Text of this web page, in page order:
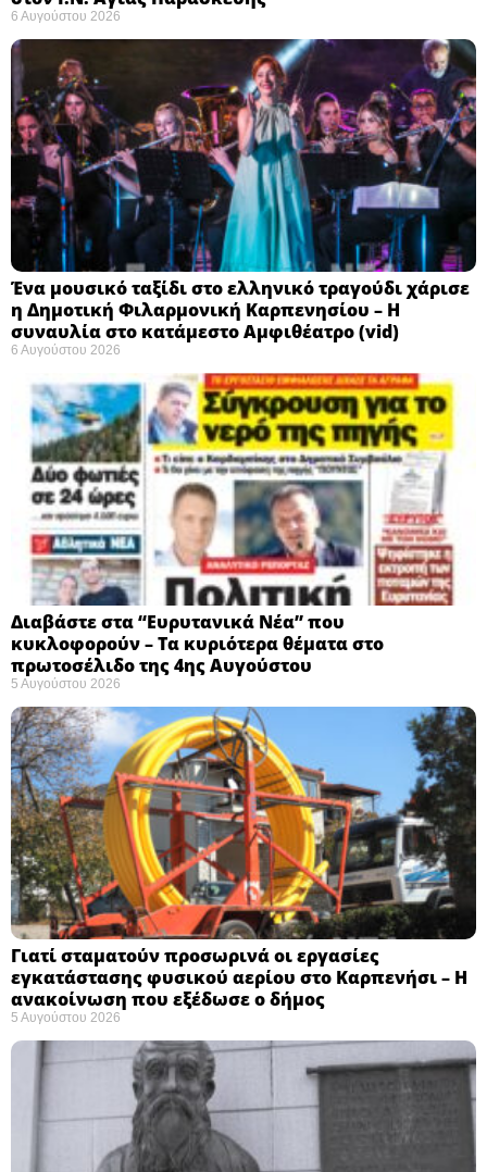
6 Αυγούστου 2026
Ένα μουσικό ταξίδι στο ελληνικό τραγούδι χάρισε
η Δημοτική Φιλαρμονική Καρπενησίου – Η
συναυλία στο κατάμεστο Αμφιθέατρο (vid)
6 Αυγούστου 2026
Διαβάστε στα “Ευρυτανικά Νέα” που
κυκλοφορούν – Τα κυριότερα θέματα στο
πρωτοσέλιδο της 4ης Αυγούστου
5 Αυγούστου 2026
Γιατί σταματούν προσωρινά οι εργασίες
εγκατάστασης φυσικού αερίου στο Καρπενήσι – Η
ανακοίνωση που εξέδωσε ο δήμος
5 Αυγούστου 2026